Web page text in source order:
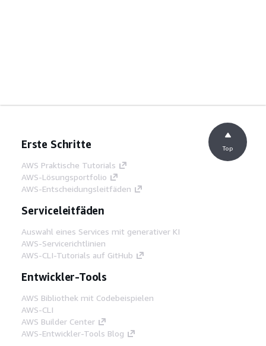
Erste Schritte
AWS Praktische Tutorials
AWS-Lösungsportfolio
AWS-Entscheidungsleitfäden
Serviceleitfäden
Auswahl eines Services mit generativer KI
AWS-Servicerichtlinien
AWS-CLI-Tutorials auf GitHub
Entwickler-Tools
AWS Bibliothek mit Codebeispielen
AWS-CLI
AWS Builder Center
AWS-Entwickler-Tools Blog
Top